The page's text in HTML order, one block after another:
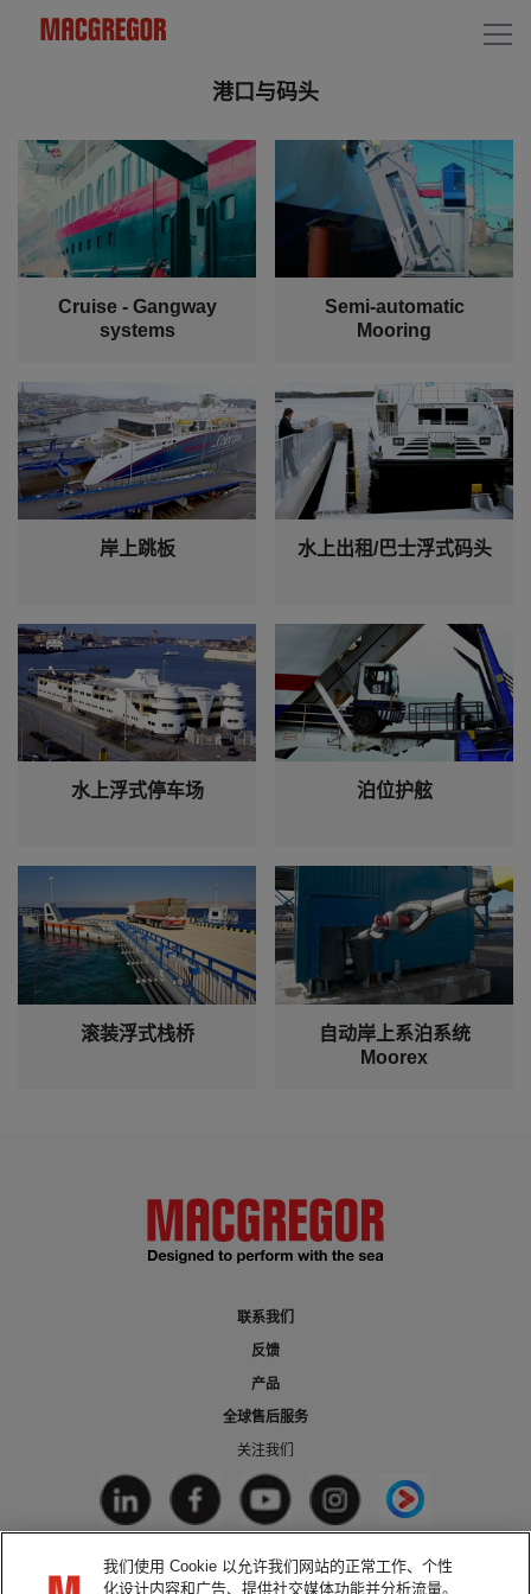
港口与码头
Cruise - Gangway
systems
Semi-automatic
Mooring
岸上跳板 水上出租/巴士浮式码头
水上浮式停车场 泊位护舷
滚装浮式栈桥
自动岸上系泊系统
Moorex
联系我们
反馈
产品
全球售后服务
关注我们
法律声明
我们使用 Cookie 以允许我们网站的正常工作、个性
化设计内容和广告、提供社交媒体功能并分析流量。